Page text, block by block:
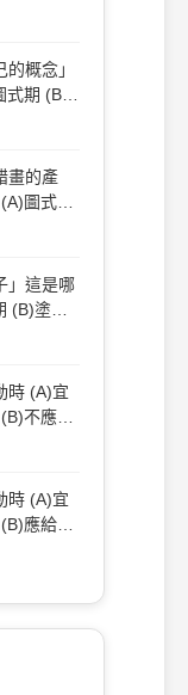
概念」
期 (B)
畫的產
圖式期
這是哪
(B)塗鴉
(A)宜
不應自
合 (C)應
及數量。
(A)宜
應給幼
不應限
種類及